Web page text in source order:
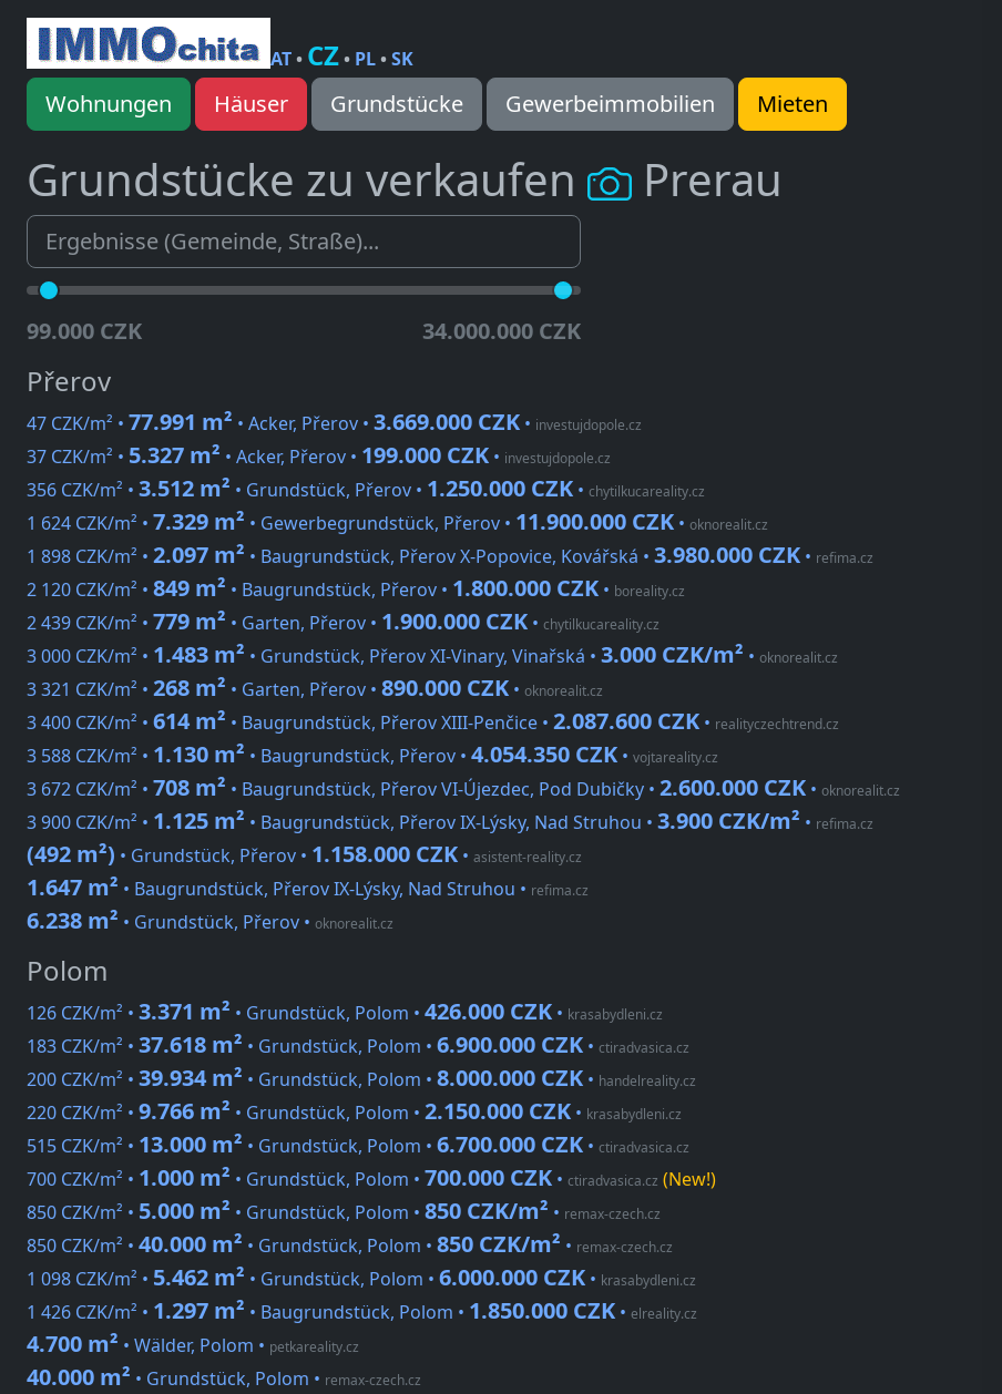
AT• CZ• PL•SK
Wohnungen Häuser Grundstücke Gewerbeimmobilien Mieten
Grundstücke zu verkaufen Prerau
99.000 CZK 34.000.000 CZK
Přerov
47 CZK/m² • 77.991 m² • Acker, Přerov • 3.669.000 CZK • investujdopole.cz
37 CZK/m² • 5.327 m² • Acker, Přerov • 199.000 CZK • investujdopole.cz
356 CZK/m² • 3.512 m² • Grundstück, Přerov • 1.250.000 CZK • chytilkucareality.cz
1 624 CZK/m² • 7.329 m² • Gewerbegrundstück, Přerov • 11.900.000 CZK • oknorealit.cz
1 898 CZK/m² • 2.097 m² • Baugrundstück, Přerov X-Popovice, Kovářská • 3.980.000 CZK • refima.cz
2 120 CZK/m² • 849 m² • Baugrundstück, Přerov • 1.800.000 CZK • boreality.cz
2 439 CZK/m² • 779 m² • Garten, Přerov • 1.900.000 CZK • chytilkucareality.cz
3 000 CZK/m² • 1.483 m² • Grundstück, Přerov XI-Vinary, Vinařská • 3.000 CZK/m² • oknorealit.cz
3 321 CZK/m² • 268 m² • Garten, Přerov • 890.000 CZK • oknorealit.cz
3 400 CZK/m² • 614 m² • Baugrundstück, Přerov XIII-Penčice • 2.087.600 CZK • realityczechtrend.cz
3 588 CZK/m² • 1.130 m² • Baugrundstück, Přerov • 4.054.350 CZK • vojtareality.cz
3 672 CZK/m² • 708 m² • Baugrundstück, Přerov VI-Újezdec, Pod Dubičky • 2.600.000 CZK • oknorealit.cz
3 900 CZK/m² • 1.125 m² • Baugrundstück, Přerov IX-Lýsky, Nad Struhou • 3.900 CZK/m² • refima.cz
(492 m²) • Grundstück, Přerov • 1.158.000 CZK • asistent-reality.cz
1.647 m² • Baugrundstück, Přerov IX-Lýsky, Nad Struhou • refima.cz
6.238 m² • Grundstück, Přerov • oknorealit.cz
Polom
126 CZK/m² • 3.371 m² • Grundstück, Polom • 426.000 CZK • krasabydleni.cz
183 CZK/m² • 37.618 m² • Grundstück, Polom • 6.900.000 CZK • ctiradvasica.cz
200 CZK/m² • 39.934 m² • Grundstück, Polom • 8.000.000 CZK • handelreality.cz
220 CZK/m² • 9.766 m² • Grundstück, Polom • 2.150.000 CZK • krasabydleni.cz
515 CZK/m² • 13.000 m² • Grundstück, Polom • 6.700.000 CZK • ctiradvasica.cz
700 CZK/m² • 1.000 m² • Grundstück, Polom • 700.000 CZK • ctiradvasica.cz (New!)
850 CZK/m² • 5.000 m² • Grundstück, Polom • 850 CZK/m² • remax-czech.cz
850 CZK/m² • 40.000 m² • Grundstück, Polom • 850 CZK/m² • remax-czech.cz
1 098 CZK/m² • 5.462 m² • Grundstück, Polom • 6.000.000 CZK • krasabydleni.cz
1 426 CZK/m² • 1.297 m² • Baugrundstück, Polom • 1.850.000 CZK • elreality.cz
4.700 m² • Wälder, Polom • petkareality.cz
40.000 m² • Grundstück, Polom • remax-czech.cz